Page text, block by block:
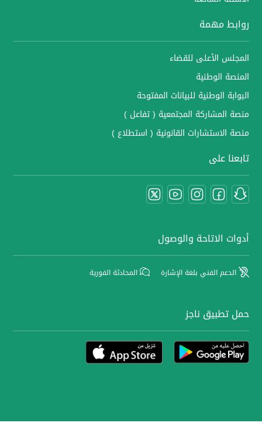
روابط مهمة
المجلس الأعلى للقضاء
المنصة الوطنية
البوابة الوطنية للبيانات المفتوحة
منصة المشاركة المجتمعية ( تفاعل )
منصة الاستشارات القانونية ( استطلاع )
تابعنا على
أدوات الاتاحة والوصول
الدعم الفني بلغة الإشارة المحادثة الفورية
حمل تطبيق ناجز